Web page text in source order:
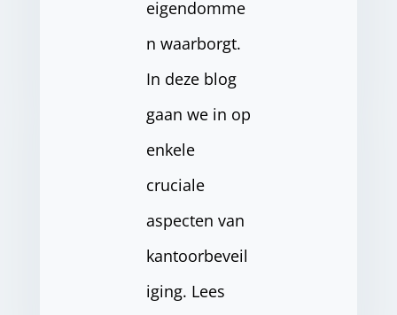
eigendomme
n waarborgt.
In deze blog
gaan we in op
enkele
cruciale
aspecten van
kantoorbeveil
iging. Lees